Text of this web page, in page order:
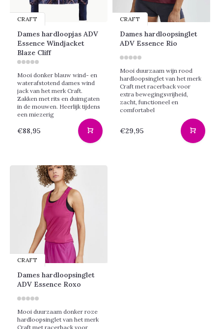
CRAFT
Dames hardloopjas ADV
Essence Windjacket
Blaze Cliff
Mooi donker blauw wind- en
waterafstotend dames wind
jack van het merk Craft.
Zakken met rits en duimgaten
in de mouwen. Heerlijk tijdens
een miezerig
€88,95
CRAFT
Dames hardloopsinglet
ADV Essence Rio
Mooi duurzaam wijn rood
hardloopsinglet van het merk
Craft met racerback voor
extra bewegingsvrijheid,
zacht, functioneel en
comfortabel
€29,95
CRAFT
Dames hardloopsinglet
ADV Essence Roxo
Mooi duurzaam donker roze
hardloopsinglet van het merk
Craft met racerback voor